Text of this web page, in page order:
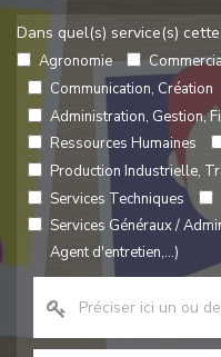
Dans quel(s) service(s)
Agronomie
Communication, Création
Administration, Gestion,
Ressources Humaines
Production Industrielle,
Services Techniques
Services Généraux /
Agent d'entretien,...)